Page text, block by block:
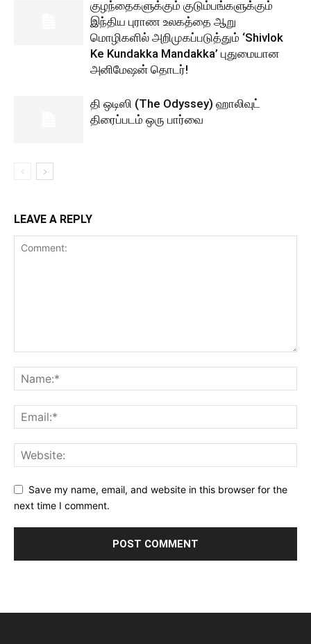
குழந்தைகளுக்கும் குடும்பங்களுக்கும்
இந்திய புராண உலகத்தை ஆறு
மொழிகளில் அறிமுகப்படுத்தும் ‘Shivlok
Ke Kundakka Mandakka’ புதுமையான
அனிமேஷன் தொடர்!
தி ஒடிஸி (The Odyssey) ஹாலிவுட்
திரைப்படம் ஒரு பார்வை
LEAVE A REPLY
Save my name, email, and website in this browser for the
next time I comment.